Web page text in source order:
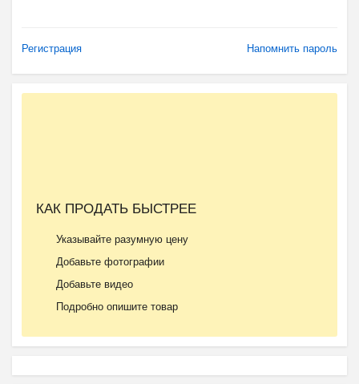
Регистрация Напомнить пароль
КАК ПРОДАТЬ БЫСТРЕЕ
Указывайте разумную цену
Добавьте фотографии
Добавьте видео
Подробно опишите товар